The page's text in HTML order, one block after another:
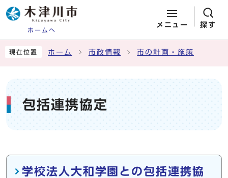
ホームへ
メニュー 探す
現在位置 ホーム 市政情報 市の計画・施策
包括連携協定
メインメニュー
学校法人大和学園との包括連携協